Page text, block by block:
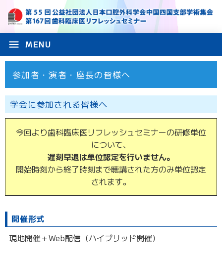
menu MENU
参加者・演者・座長の皆様へ
学会に参加される皆様へ
今回より歯科臨床医リフレッシュセミナーの研修単位
について、
遅刻早退は単位認定を行いません。
開始時刻から終了時刻まで聴講された方のみ単位認定
されます。
開催形式
現地開催＋Web配信（ハイブリッド開催）